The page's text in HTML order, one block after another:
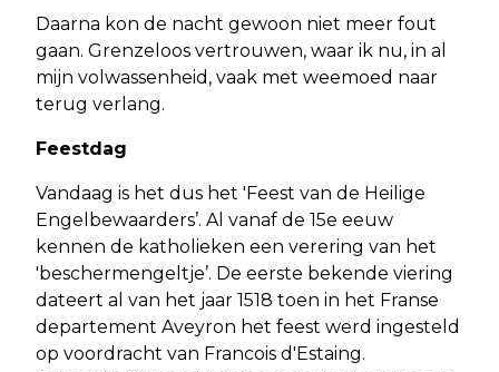
Daarna kon de nacht gewoon niet meer fout
gaan. Grenzeloos vertrouwen, waar ik nu, in al
mijn volwassenheid, vaak met weemoed naar
terug verlang.
Feestdag
Vandaag is het dus het 'Feest van de Heilige
Engelbewaarders’. Al vanaf de 15e eeuw
kennen de katholieken een verering van het
'beschermengeltje’. De eerste bekende viering
dateert al van het jaar 1518 toen in het Franse
departement Aveyron het feest werd ingesteld
op voordracht van Francois d'Estaing.